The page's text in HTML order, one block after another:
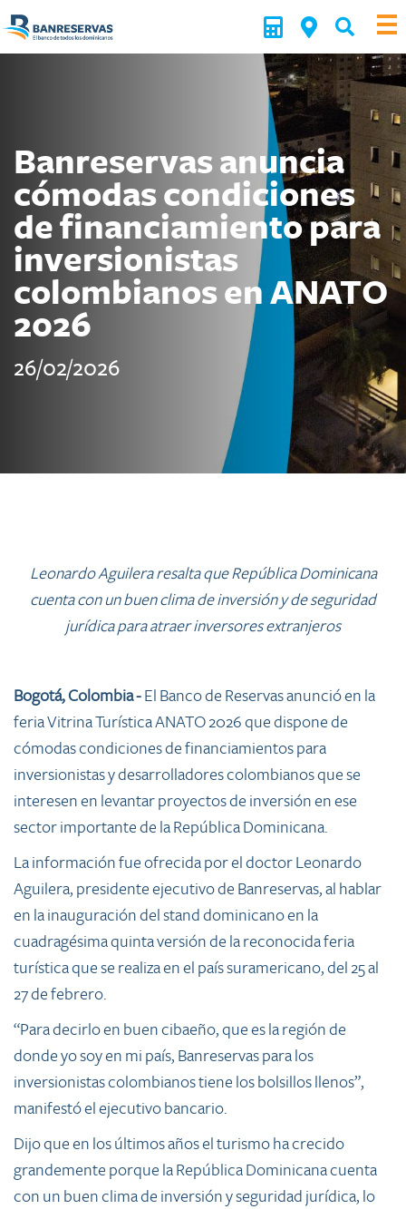
Banreservas anuncia
cómodas condiciones
de financiamiento para
inversionistas
colombianos en ANATO
2026
26/02/2026
Leonardo Aguilera resalta que República Dominicana
cuenta con un buen clima de inversión y de seguridad
jurídica para atraer inversores extranjeros
Bogotá, Colombia -El Banco de Reservas anunció en la
feria Vitrina Turística ANATO 2026 que dispone de
cómodas condiciones de financiamientos para
inversionistas y desarrolladores colombianos que se
interesen en levantar proyectos de inversión en ese
sector importante de la República Dominicana.
La información fue ofrecida por el doctor Leonardo
Aguilera, presidente ejecutivo de Banreservas, al hablar
en la inauguración del stand dominicano en la
cuadragésima quinta versión de la reconocida feria
turística que se realiza en el país suramericano, del 25 al
27 de febrero.
“Para decirlo en buen cibaeño, que es la región de
donde yo soy en mi país, Banreservas para los
inversionistas colombianos tiene los bolsillos llenos”,
manifestó el ejecutivo bancario.
Dijo que en los últimos años el turismo ha crecido
grandemente porque la República Dominicana cuenta
con un buen clima de inversión y seguridad jurídica, lo